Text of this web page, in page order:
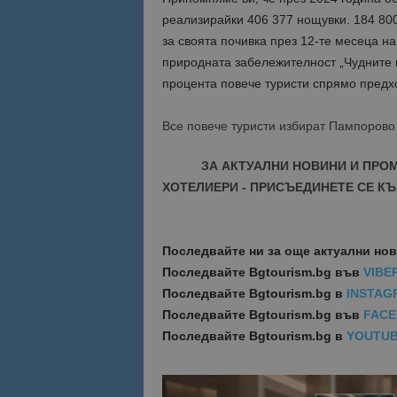
реализирайки 406 377 нощувки. 184
за своята почивка през 12-те месеца
природната забележителност
процента повече туристи спрямо
Все повече туристи избират
ЗА АКТУАЛНИ НОВИНИ И
ХОТЕЛИЕРИ - ПРИСЪЕДИНЕТЕ СЕ
Последвайте ни за още актуални
Последвайте Bgtourism.bg във
Последвайте Bgtourism.bg в
Последвайте Bgtourism.bg във
Последвайте Bgtourism.bg в
Име
is_visitor_unique
_ga_B09EBBY8PY
_ga_FK650GXHRZ
_ga
Име